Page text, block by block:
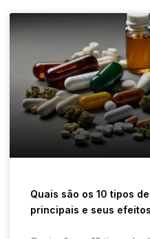
Quais são os 10 tipos
principais e seus efeitos